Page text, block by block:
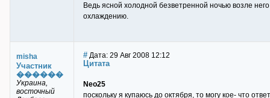
Ведь ясной холодной безветренной ночью возле
охлаждению.
misha
Участник
������
Украина,
восточный
# Дата: 29 Авг 2008 12:12
Цитата
Neo25
поскольку я купаюсь до октября, то могу кое- что